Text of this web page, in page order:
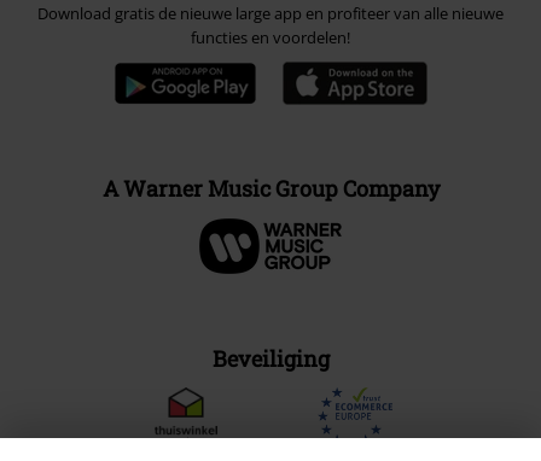
Download gratis de nieuwe large app en profiteer van alle nieuwe
functies en voordelen!
A Warner Music Group Company
Beveiliging